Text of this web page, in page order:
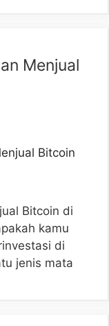
Menjual
Bitcoin di
kamu
di
jenis mata